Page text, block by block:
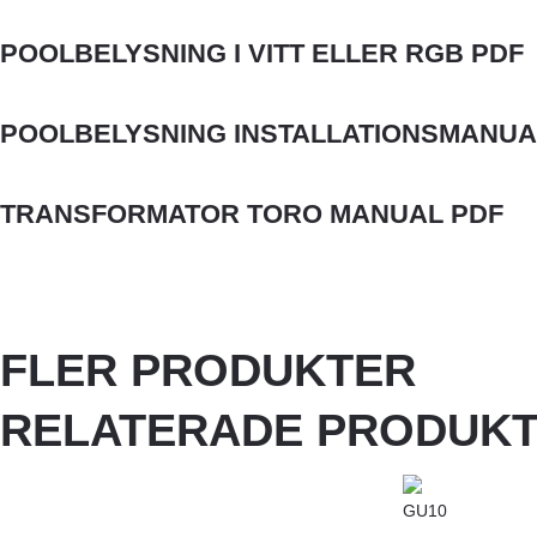
POOLBELYSNING I VITT ELLER RGB PDF
POOLBELYSNING
TRANSFORMATOR TORO MANUAL PDF
FLER PRODUKTER
RELATERADE